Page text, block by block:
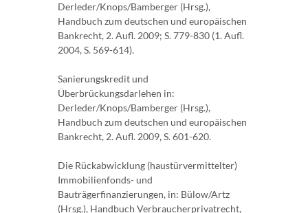
Derleder/Knops/Bamberger (Hrsg.),
Handbuch zum deutschen und europäischen
Bankrecht, 2. Aufl. 2009; S. 779-830 (1. Aufl.
2004, S. 569-614).
Sanierungskredit und
Überbrückungsdarlehen in:
Derleder/Knops/Bamberger (Hrsg.),
Handbuch zum deutschen und europäischen
Bankrecht, 2. Aufl. 2009, S. 601-620.
Die Rückabwicklung (haustürvermittelter)
Immobilienfonds- und
Bauträgerfinanzierungen, in: Bülow/Artz
(Hrsg.), Handbuch Verbraucherprivatrecht,